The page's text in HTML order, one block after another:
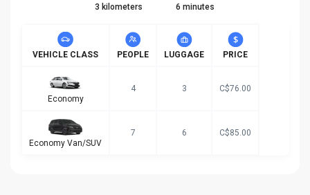
3 kilometers 6 minutes
VEHICLE CLASS PEOPLE LUGGAGE PRICE
Economy
4 3 C$76.00
Economy Van/SUV
7 6 C$85.00